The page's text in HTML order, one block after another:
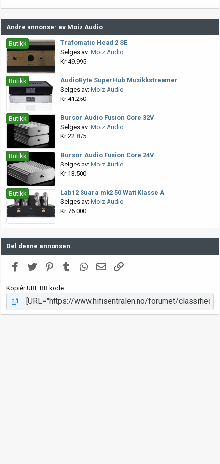
Andre annonser av Moiz Audio
Butikk
Trafomatic Head 2 SE
Selges av: Moiz Audio
Kr 49.995
Butikk
AudioByte SuperHub Musikkstreamer
Selges av: Moiz Audio
Kr 41.250
Butikk
Burson Audio Fusion Core 32V
Selges av: Moiz Audio
Kr 22.875
Butikk
Burson Audio Fusion Core 24V
Selges av: Moiz Audio
Kr 13.500
Butikk
Lab12 Suara mk2 50 Watt Klasse A
Selges av: Moiz Audio
Kr 76.000
Del denne annonsen
Facebook
Twitter PinterestTumblr WhatsApp
E-postLink
Kopièr URL BB kode